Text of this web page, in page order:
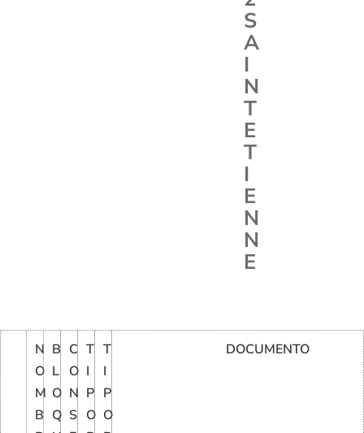
S
A
I
N
T
E
T
I
E
N
N
E
N
O
M
B
B
L
O
Q
C
O
N
S
T
I
P
O
T
I
P
O
DOCUMENTO